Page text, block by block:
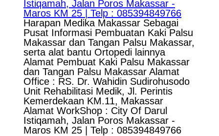
Harapan Medika Makassar Sebagai
Pusat Informasi Pembuatan Kaki Palsu
Makassar dan Tangan Palsu Makassar,
serta alat bantu Ortopedi lainnya
Alamat Pembuat Kaki Palsu Makassar
dan Tangan Palsu Makassar Alamat
Office : RS. Dr. Wahidin Sudirohusodo
Unit Rehabilitasi Medik, Jl. Perintis
Kemerdekaan KM.11, Makassar
Alamat WorkShop : City Of Darul
Istiqamah, Jalan Poros Makassar -
Maros KM 25 | Telp : 085394849766